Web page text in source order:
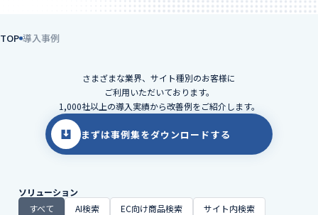
TOP 導入事例
さまざまな業界、サイト種別のお客様に
ご利用いただいております。
1,000社以上の導入実績から改善例をご紹介します。
まずは事例集をダウンロードする
ソリューション
すべて
AI検索 EC向け商品検索 サイト内検索